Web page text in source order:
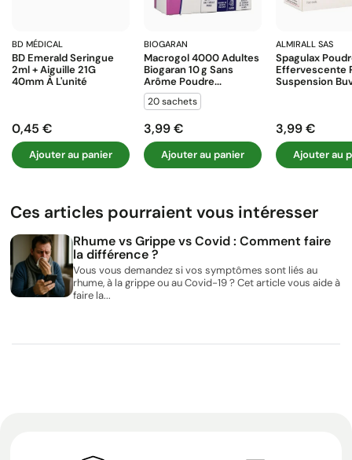
BD MÉDICAL
BD Emerald Seringue
2ml + Aiguille 21G
40mm À L'unité
Prix
0,45 €
Ajouter au panier
BIOGARAN
Macrogol 4000 Adultes
Biogaran 10 G Sans
Arôme Poudre...
20 sachets
Prix
3,99 €
Ajouter au panier
ALMIRALL SAS
Spagulax
Effervescente
Suspension
Prix
3,99 €
Ajouter au
Ces articles pourraient vous intéresser
Rhume vs Grippe vs Covid : Comment faire
la différence ?
Vous vous demandez si vos symptômes sont liés au
rhume, à la grippe ou au Covid-19 ? Cet article vous aide à
faire la...